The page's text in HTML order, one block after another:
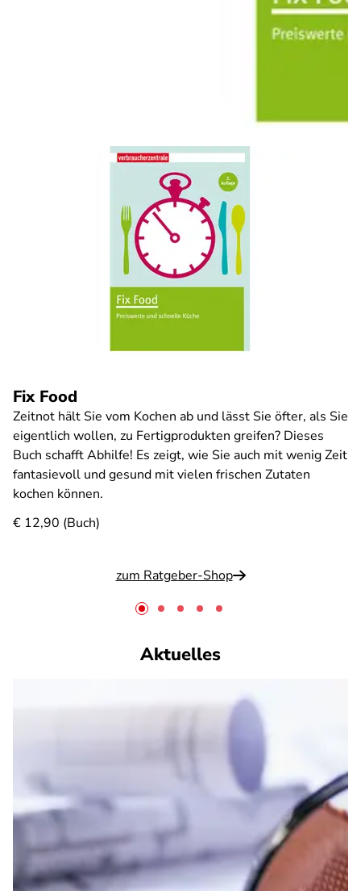
Fix Food
Zeitnot hält Sie vom Kochen ab und lässt Sie öfter, als Sie
eigentlich wollen, zu Fertigprodukten greifen? Dieses
Buch schafft Abhilfe! Es zeigt, wie Sie auch mit wenig Zeit
fantasievoll und gesund mit vielen frischen Zutaten
kochen können.
€ 12,90 (Buch)
zum Ratgeber-Shop
Aktuelles